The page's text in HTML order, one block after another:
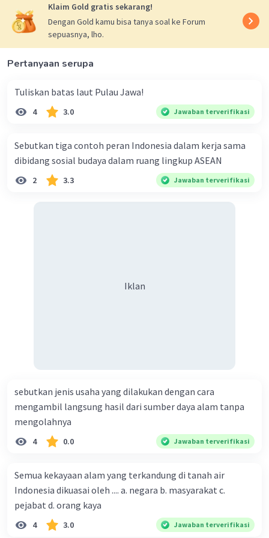
dipromosikan melalui media sosial. Namun, pilihan D
lebih mencakup keseluruhan strategi yang digunakan
oleh pengusaha tersebut. Semoga penjelasan ini
membantu Anda 🙂
Lucien L
D. soalnya dah jelas teknologi
Balas
Klaim Gold gratis sekarang!
Dengan Gold kamu bisa tanya soal ke Forum
sepuasnya, lho.
Pertanyaan serupa
Tuliskan batas laut Pulau Jawa!
4 3.0 Jawaban terverifikasi
Sebutkan tiga contoh peran Indonesia dalam kerja sama
dibidang sosial budaya dalam ruang lingkup ASEAN
2 3.3 Jawaban terverifikasi
Iklan
sebutkan jenis usaha yang dilakukan dengan cara
mengambil langsung hasil dari sumber daya alam tanpa
mengolahnya
4 0.0 Jawaban terverifikasi
Semua kekayaan alam yang terkandung di tanah air
Indonesia dikuasai oleh .... a. negara b. masyarakat c.
pejabat d. orang kaya
4 3.0 Jawaban terverifikasi